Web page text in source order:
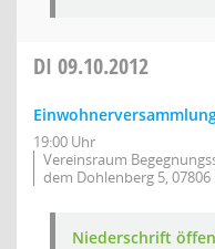
DI 09.10.2012
19:00 Uhr
Vereinsraum
dem Dohlenberg 5,
Niederschrift